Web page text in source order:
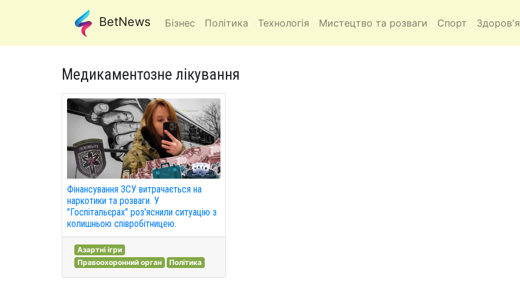
BetNews Бізнес Політика Технологія Мистецтво та розваги Спорт Здоров'я
Медикаментозне лікування
Фінансування ЗСУ витрачається на
наркотики та розваги. У
"Госпітальєрах" роз'яснили ситуацію з
колишньою співробітницею.
Азартні ігри
Правоохоронний орган
Політика